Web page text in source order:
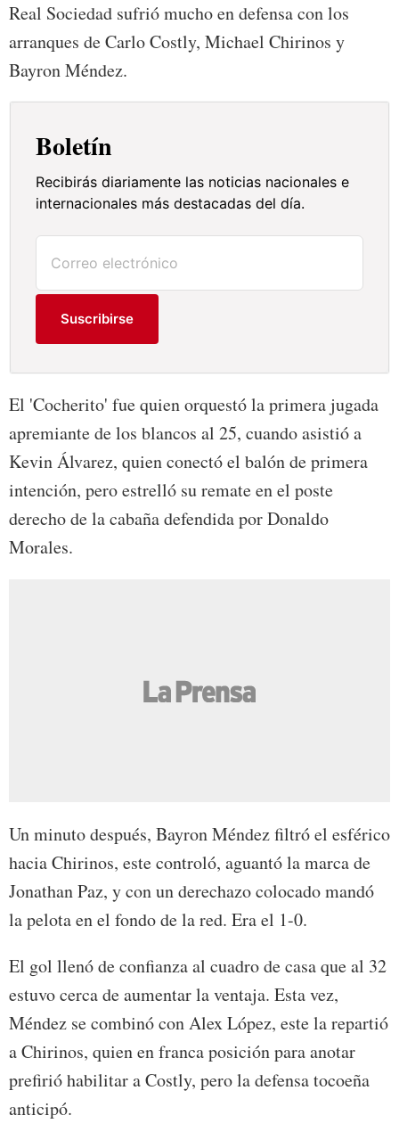
Real Sociedad sufrió mucho en defensa con los
arranques de Carlo Costly, Michael Chirinos y
Bayron Méndez.
Boletín
Recibirás diariamente las noticias nacionales e
internacionales más destacadas del día.
Suscribirse
El 'Cocherito' fue quien orquestó la primera jugada
apremiante de los blancos al 25, cuando asistió a
Kevin Álvarez, quien conectó el balón de primera
intención, pero estrelló su remate en el poste
derecho de la cabaña defendida por Donaldo
Morales.
Un minuto después, Bayron Méndez filtró el esférico
hacia Chirinos, este controló, aguantó la marca de
Jonathan Paz, y con un derechazo colocado mandó
la pelota en el fondo de la red. Era el 1-0.
El gol llenó de confianza al cuadro de casa que al 32
estuvo cerca de aumentar la ventaja. Esta vez,
Méndez se combinó con Alex López, este la repartió
a Chirinos, quien en franca posición para anotar
prefirió habilitar a Costly, pero la defensa tocoeña
anticipó.